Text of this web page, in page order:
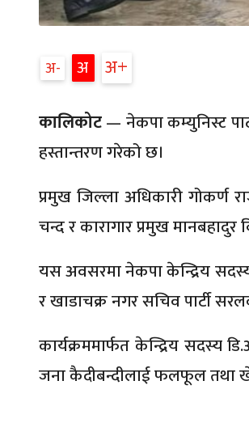
अ अ अ
कालिकोट— नेकपा कम्युनिस्ट
हस्तान्तरण गरेको छ।
प्रमुख जिल्ला अधिकारी गोकर्ण
चन्द र कारागार प्रमुख मानबहादुर
यस अवसरमा नेकपा केन्द्रिय सदस्य
र खाडाचक्र नगर सचिव पार्टी
कार्यक्रममार्फत केन्द्रिय सदस्य
जना कैदीबन्दीलाई फलफूल तथा